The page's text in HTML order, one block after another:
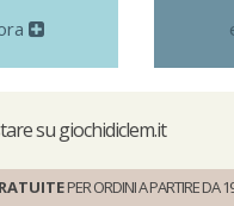
su giochidiclem.it
PER ORDINI A PARTIRE DA